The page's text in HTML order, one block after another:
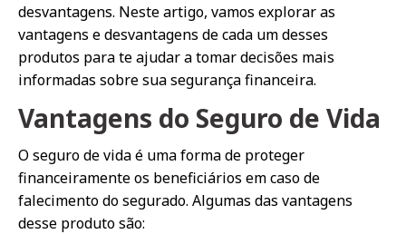
desvantagens. Neste artigo, vamos explorar as
vantagens e desvantagens de cada um desses
produtos para te ajudar a tomar decisões mais
informadas sobre sua segurança financeira.
Vantagens do Seguro de Vida
O seguro de vida é uma forma de proteger
financeiramente os beneficiários em caso de
falecimento do segurado. Algumas das vantagens
desse produto são: